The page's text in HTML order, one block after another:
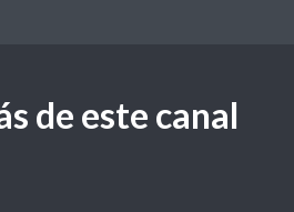
de este canal